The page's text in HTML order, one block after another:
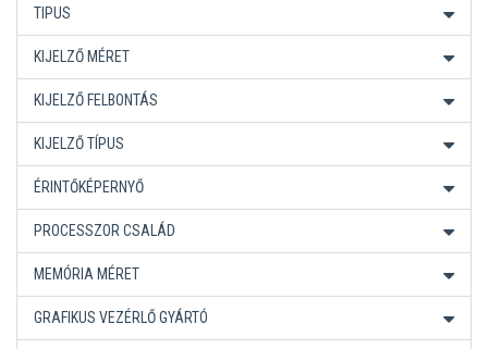
TIPUS
KIJELZŐ MÉRET
KIJELZŐ FELBONTÁS
KIJELZŐ TÍPUS
ÉRINTŐKÉPERNYŐ
PROCESSZOR CSALÁD
MEMÓRIA MÉRET
GRAFIKUS VEZÉRLŐ GYÁRTÓ